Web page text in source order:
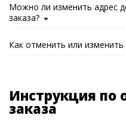
Можно ли изменить адрес
заказа?
Как отменить или изменить
Инструкция
заказа